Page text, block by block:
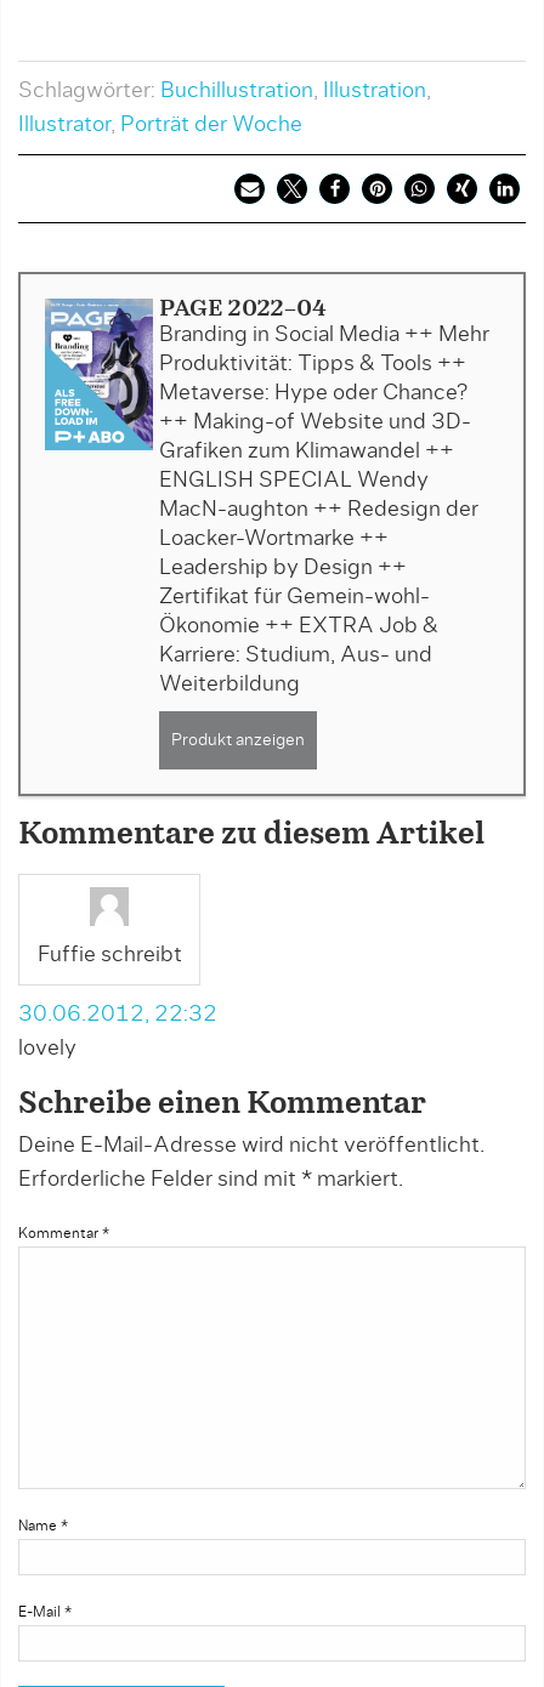
Schlagwörter: Buchillustration, Illustration,
Illustrator, Porträt der Woche
PAGE 2022-04
Branding in Social Media ++ Mehr
Produktivität: Tipps & Tools ++
Metaverse: Hype oder Chance?
++ Making-of Website und 3D-
Grafiken zum Klimawandel ++
ENGLISH SPECIAL Wendy
MacN-aughton ++ Redesign der
Loacker-Wortmarke ++
Leadership by Design ++
Zertifikat für Gemein-wohl-
Ökonomie ++ EXTRA Job &
Karriere: Studium, Aus- und
Weiterbildung
Produkt anzeigen
Kommentare zu diesem Artikel
Fuffie schreibt
30.06.2012, 22:32
lovely
Schreibe einen Kommentar
Deine E-Mail-Adresse wird nicht veröffentlicht.
Erforderliche Felder sind mit * markiert.
Kommentar *
Name *
E-Mail *